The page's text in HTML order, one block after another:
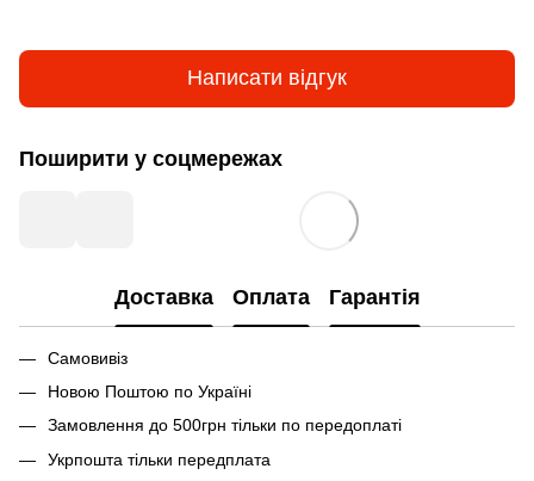
Написати відгук
Поширити у соцмережах
Доставка Оплата Гарантія
Самовивіз
Новою Поштою по Україні
Замовлення до 500грн тільки по передоплаті
Укрпошта тільки передплата